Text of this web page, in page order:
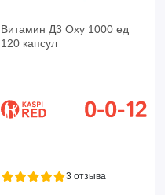
Витамин Д3 Oxy 1000 ед
120 капсул
3 отзыва